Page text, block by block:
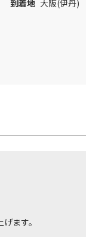
到着地 大阪(伊丹)
ます。